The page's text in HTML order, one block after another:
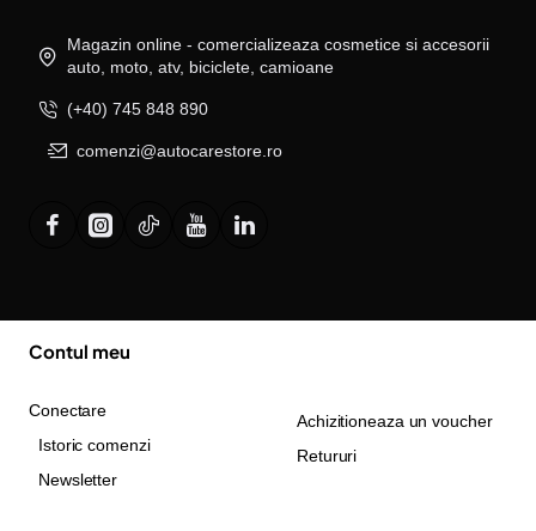
Magazin online - comercializeaza cosmetice si accesorii
auto, moto, atv, biciclete, camioane
(+40) 745 848 890
comenzi@autocarestore.ro
Contul meu
Conectare
Istoric comenzi
Newsletter
Achizitioneaza un voucher
Retururi